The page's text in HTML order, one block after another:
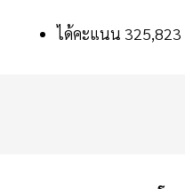
ได้คะแนน